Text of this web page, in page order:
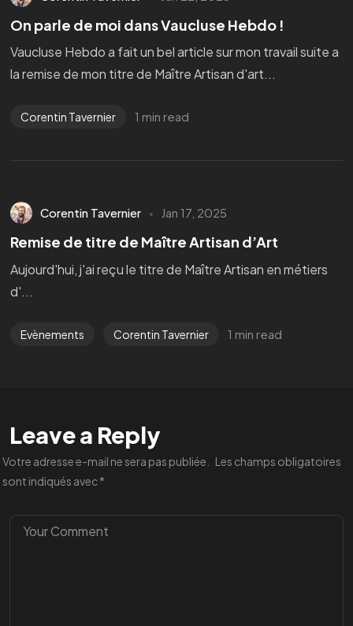
On parle de moi dans Vaucluse Hebdo !
Vaucluse Hebdo a fait un bel article sur mon travail suite a
la remise de mon titre de Maître Artisan d'art...
Corentin Tavernier 1 min read
Corentin Tavernier Jan 17, 2025
Remise de titre de Maître Artisan d’Art
Aujourd'hui, j'ai reçu le titre de Maître Artisan en métiers
d'...
Evènements Corentin Tavernier 1 min read
Leave a Reply
Votre adresse e-mail ne sera pas publiée.
Les champs obligatoires
sont indiqués avec*